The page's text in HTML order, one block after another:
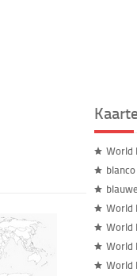
World
World
World
World
World